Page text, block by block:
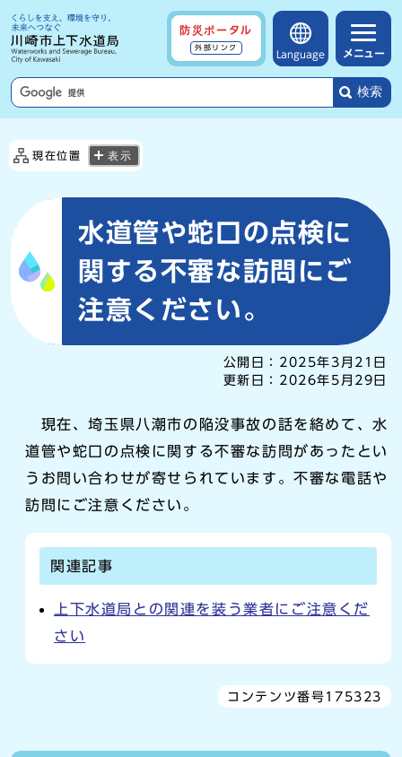
防災ポータル
外部リンク
Language メニュー
検索
現在位置 表示
水道管や蛇口の点検に
関する不審な訪問にご
注意ください。
公開日： 2025年3月21日
更新日： 2026年5月29日
現在、埼玉県八潮市の陥没事故の話を絡めて、水
道管や蛇口の点検に関する不審な訪問があったとい
うお問い合わせが寄せられています。不審な電話や
訪問にご注意ください。
関連記事
上下水道局との関連を装う業者にご注意くだ
さい
コンテンツ番号175323